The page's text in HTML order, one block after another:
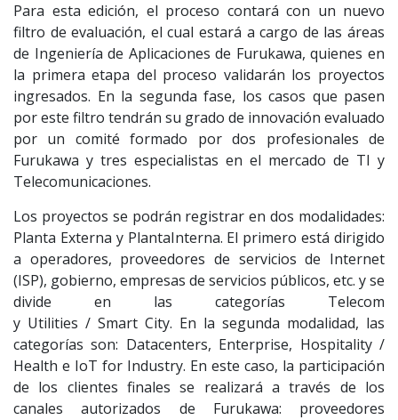
Para esta edición, el proceso contará con un nuevo
filtro de evaluación, el cual estará a cargo de las áreas
de Ingeniería de Aplicaciones de Furukawa, quienes en
la primera etapa del proceso validarán los proyectos
ingresados. En la segunda fase, los casos que pasen
por este filtro tendrán su grado de innovación evaluado
por un comité formado por dos profesionales de
Furukawa y tres especialistas en el mercado de TI y
Telecomunicaciones.
Los proyectos se podrán registrar en dos modalidades:
Planta Externa y PlantaInterna. El primero está dirigido
a operadores, proveedores de servicios de Internet
(ISP), gobierno, empresas de servicios públicos, etc. y se
divide en las categorías Telecom
y Utilities / Smart City. En la segunda modalidad, las
categorías son: Datacenters, Enterprise, Hospitality /
Health e IoT for Industry. En este caso, la participación
de los clientes finales se realizará a través de los
canales autorizados de Furukawa: proveedores